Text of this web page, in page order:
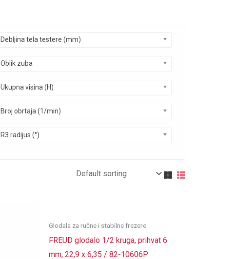
Debljina tela testere (mm)
Oblik zuba
Ukupna visina (H)
Broj obrtaja (1/min)
R3 radijus (°)
Glodala za ručne i stabilne frezere
FREUD glodalo 1/2 kruga, prihvat 6
mm, 22,9 x 6,35 / 82-10606P